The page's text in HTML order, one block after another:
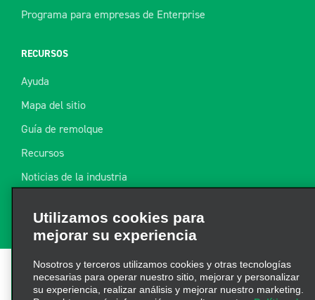
Programa para empresas de Enterprise
RECURSOS
Ayuda
Mapa del sitio
Guía de remolque
Recursos
Noticias de la industria
Términos de uso|Política de privacidad|Política de
cookies|Opciones de privacidad |AdChoices
Utilizamos cookies para
mejorar su experiencia
Nosotros y terceros utilizamos cookies y otras tecnologías
su experiencia, realizar análisis y mejorar nuestro marketing.
Para obtener más información, consulte nuestra Política de
privacidad de cookies.